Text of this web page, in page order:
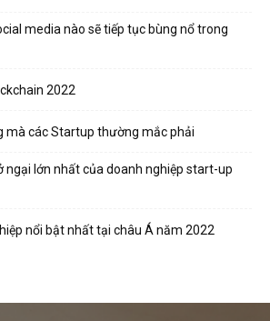
media nào sẽ tiếp tục bùng nổ trong
2022
mà các Startup thường mắc phải
ngại lớn nhất của doanh nghiệp start-up
nổi bật nhất tại châu Á năm 2022